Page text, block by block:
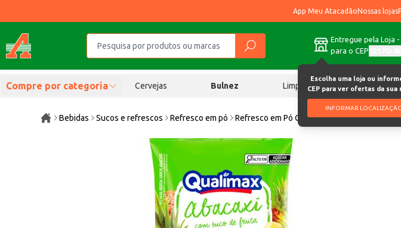
App Meu AtacadãoNossas lojas
Entregue pela Loja
para o CEP
Escolha uma loja ou
CEP para ver ofertas da sua
INFORMAR
Compre por categoria Cervejas Bulnez Limpeza Chocolates
Bebidas Sucos e refrescos Refresco em pó Refresco em Pó Qualimax Abacaxi 1kg